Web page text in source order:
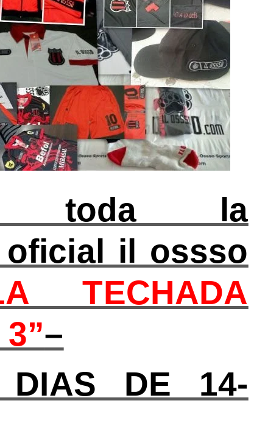
toda la
oficial il ossso
TECHADA
–
DIAS DE 14-